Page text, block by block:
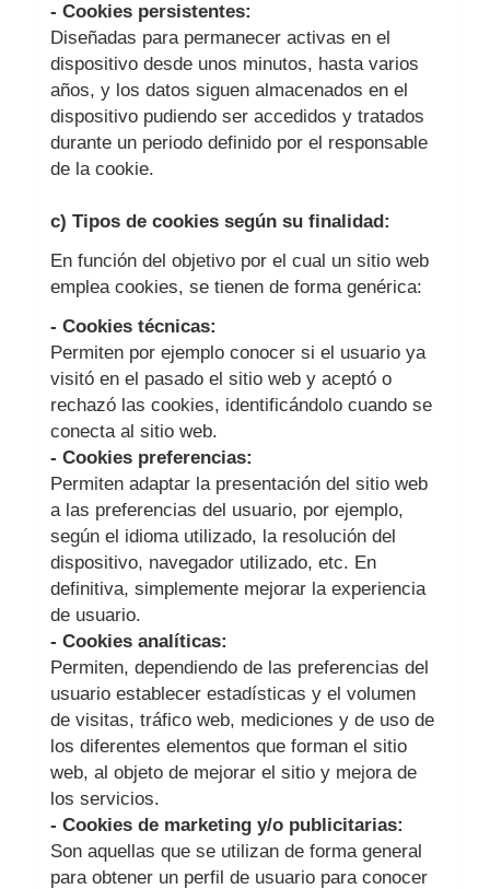
- Cookies persistentes:
Diseñadas para permanecer activas en el
dispositivo desde unos minutos, hasta varios
años, y los datos siguen almacenados en el
dispositivo pudiendo ser accedidos y tratados
durante un periodo definido por el responsable
de la cookie.
c) Tipos de cookies según su finalidad:
En función del objetivo por el cual un sitio web
emplea cookies, se tienen de forma genérica:
- Cookies técnicas:
Permiten por ejemplo conocer si el usuario ya
visitó en el pasado el sitio web y aceptó o
rechazó las cookies, identificándolo cuando se
conecta al sitio web.
- Cookies preferencias:
Permiten adaptar la presentación del sitio web
a las preferencias del usuario, por ejemplo,
según el idioma utilizado, la resolución del
dispositivo, navegador utilizado, etc. En
definitiva, simplemente mejorar la experiencia
de usuario.
- Cookies analíticas:
Permiten, dependiendo de las preferencias del
usuario establecer estadísticas y el volumen
de visitas, tráfico web, mediciones y de uso de
los diferentes elementos que forman el sitio
web, al objeto de mejorar el sitio y mejora de
los servicios.
- Cookies de marketing y/o publicitarias:
Son aquellas que se utilizan de forma general
para obtener un perfil de usuario para conocer